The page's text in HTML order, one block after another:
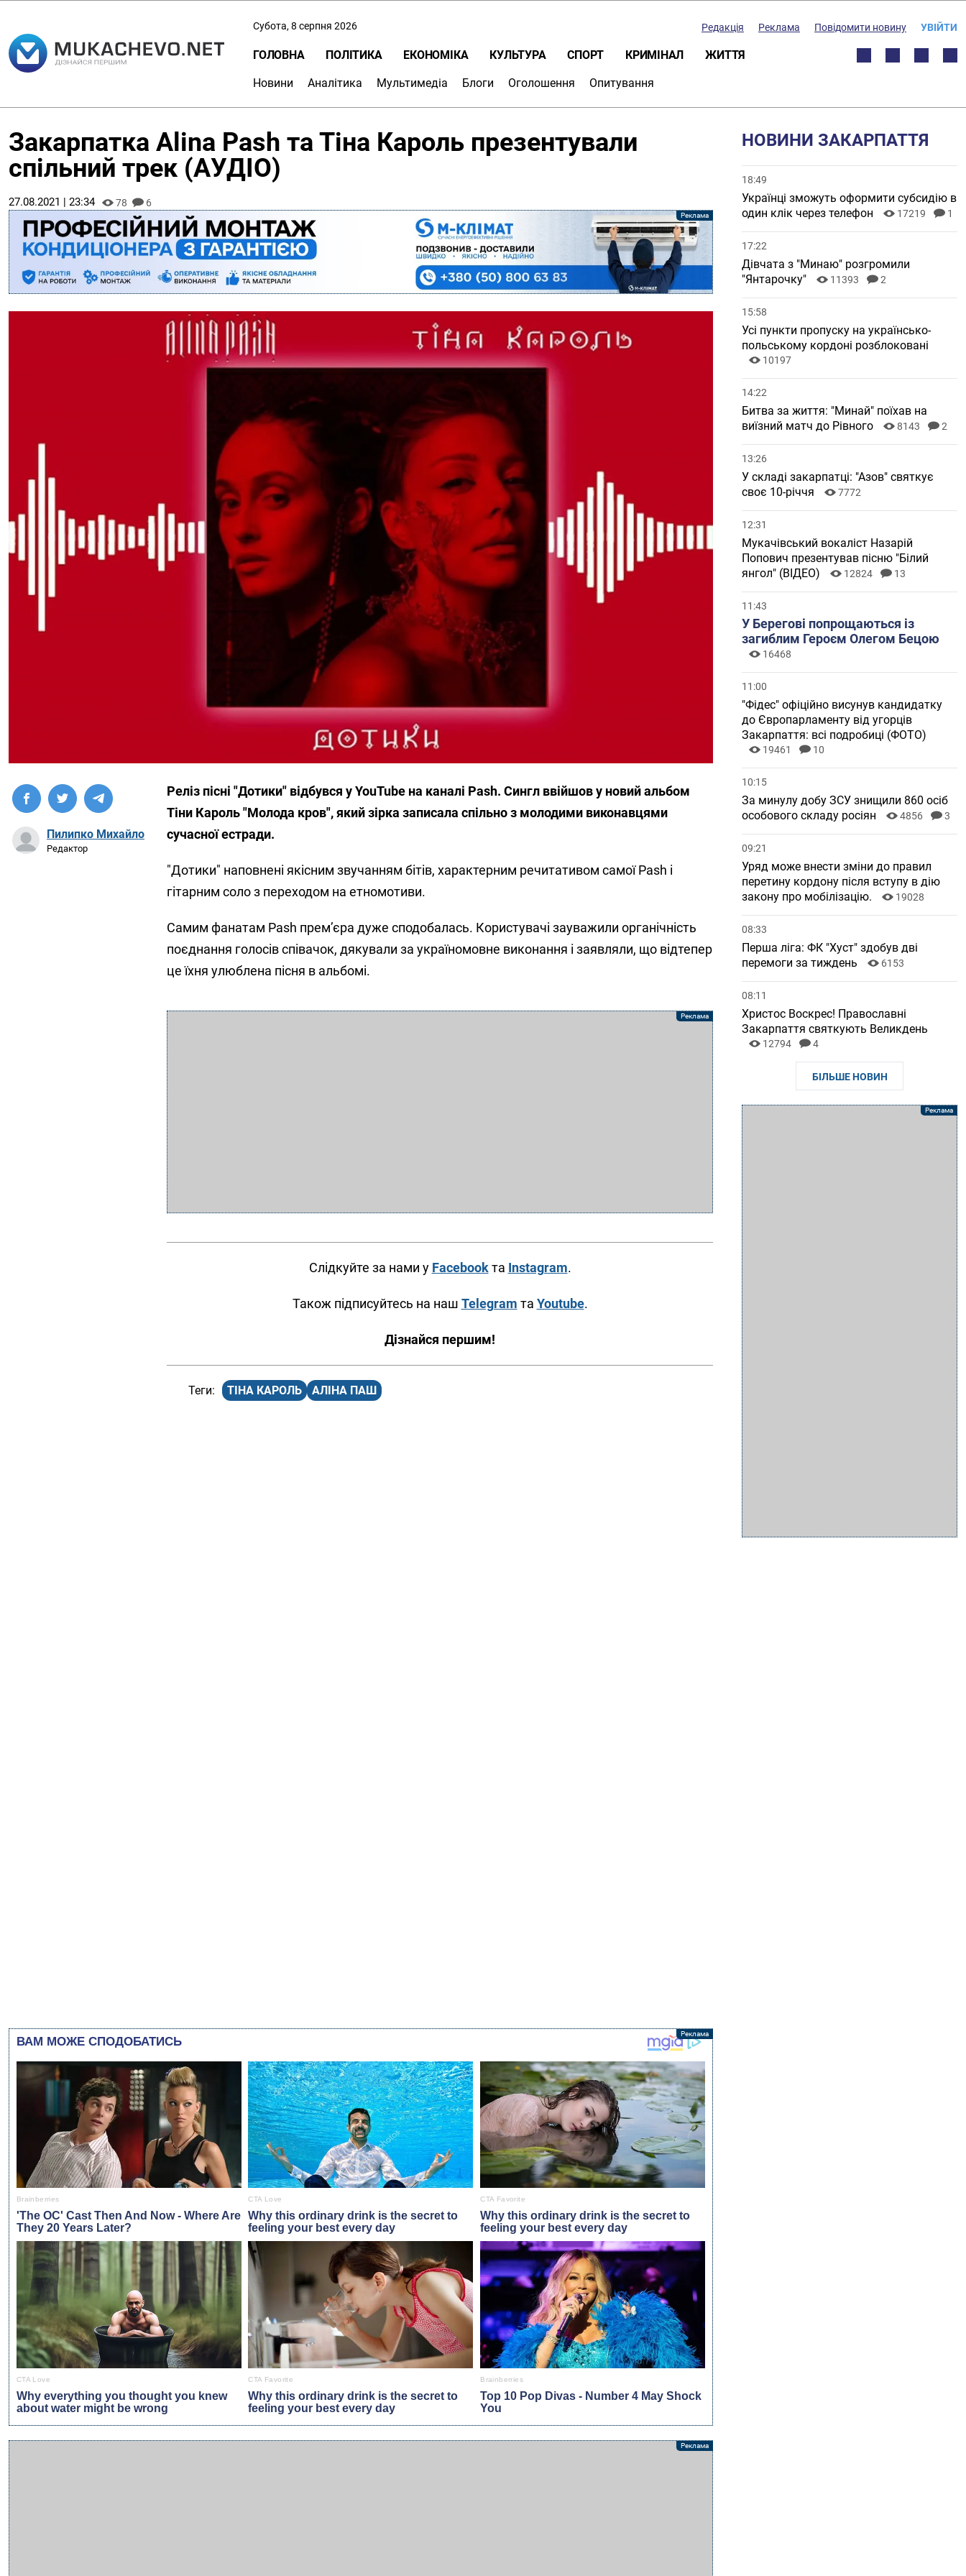
Субота, 8 серпня 2026 Редакція Реклама Повідомити новину УВІЙТИ
ГОЛОВНА ПОЛІТИКА ЕКОНОМІКА КУЛЬТУРА СПОРТ КРИМІНАЛ ЖИТТЯ
Новини Аналітика Мультимедіа Блоги Оголошення Опитування
Закарпатка Alina Pash та Тіна Кароль презентували
спільний трек (АУДІО)
27.08.2021 | 23:34 78 6
Пилипко Михайло
Редактор
Реліз пісні "Дотики" відбувся у YouTube на каналі Pash. Сингл ввійшов у новий альбом
Тіни Кароль "Молода кров", який зірка записала спільно з молодими виконавцями
сучасної естради.
"Дотики" наповнені якісним звучанням бітів, характерним речитативом самої Pash і
гітарним соло з переходом на етномотиви.
Самим фанатам Pash прем’єра дуже сподобалась. Користувачі зауважили органічність
поєднання голосів співачок, дякували за україномовне виконання і заявляли, що відтепер
це їхня улюблена пісня в альбомі.
Слідкуйте за нами у Facebookта Instagram.
Також підписуйтесь на наш Telegram та Youtube.
Дізнайся першим!
ТІНА КАРОЛЬ АЛІНА ПАШ
НОВИНИ ЗАКАРПАТТЯ
18:49
Українці зможуть оформити субсидію в
один клік через телефон
17219 1
17:22
Дівчата з "Минаю" розгромили
"Янтарочку"
11393 2
15:58
Усі пункти пропуску на українсько-
польському кордоні розблоковані
10197
14:22
Битва за життя: "Минай" поїхав на
виїзний матч до Рівного
8143 2
13:26
У складі закарпатці: "Азов" святкує
своє 10-річчя
7772
12:31
Мукачівський вокаліст Назарій
Попович презентував пісню "Білий
янгол" (ВІДЕО)
12824 13
11:43
У Берегові попрощаються із
загиблим Героєм Олегом Бецою
16468
11:00
"Фідес" офіційно висунув кандидатку
до Європарламенту від угорців
Закарпаття: всі подробиці (ФОТО)
19461 10
10:15
За минулу добу ЗСУ знищили 860 осіб
особового складу росіян
4856 3
09:21
Уряд може внести зміни до правил
перетину кордону після вступу в дію
закону про мобілізацію.
19028
08:33
Перша ліга: ФК "Хуст" здобув дві
перемоги за тиждень
6153
08:11
Христос Воскрес! Православні
Закарпаття святкують Великдень
12794 4
БІЛЬШЕ НОВИН